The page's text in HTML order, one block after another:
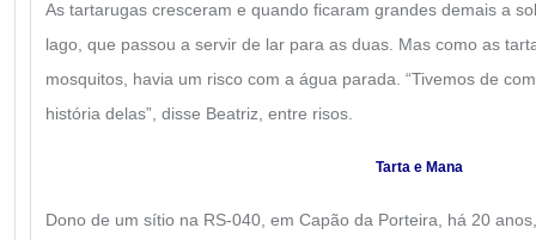
As tartarugas cresceram e quando ficaram grandes demais a
lago, que passou a servir de lar para as duas. Mas como as
mosquitos, havia um risco com a água parada. “Tivemos de
história delas”, disse Beatriz, entre risos.
Tarta e Mana
Dono de um sítio na RS-040, em Capão da Porteira, há 20